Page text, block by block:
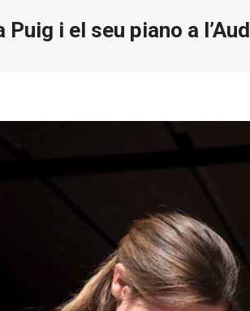
Puig i el seu piano a